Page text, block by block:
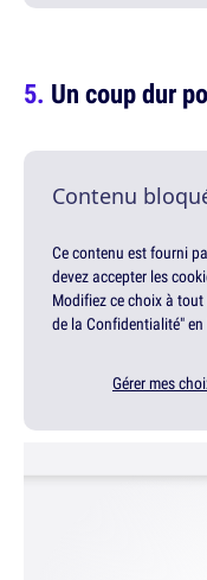
Un coup dur
Contenu
Ce contenu est fourni
devez accepter les
Modifiez ce choix à
de la Confidentialité"
Gérer mes